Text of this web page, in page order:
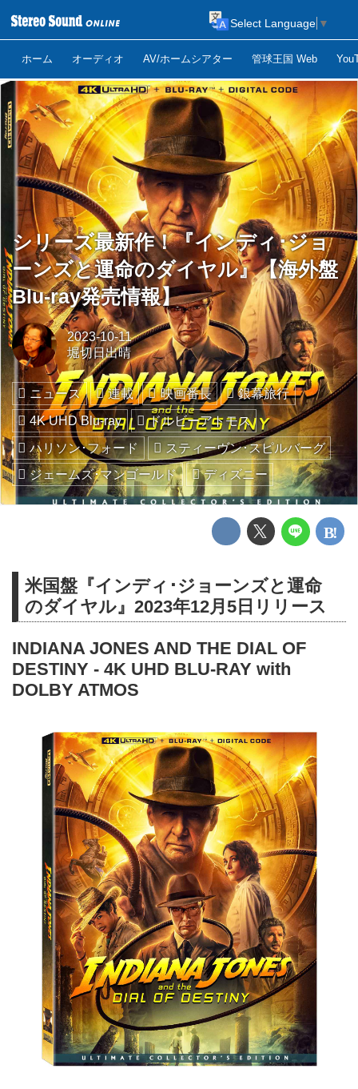
ホーム オーディオ AV/ホームシアター 管球王国 Web
Select Language ▼
シリーズ最新作！『インディ･ジョ
ーンズと運命のダイヤル』【海外盤
Blu-ray発売情報】
2023-10-11
堀切日出晴
ニュース 連載 映画番長
銀幕旅行
4K UHD Blu-ray
ドルビーアトモス
ハリソン･フォード
スティーヴン･スピルバーグ
ジェームズ･マンゴールド
ディズニー
米国盤『インディ･ジョーンズと運命
のダイヤル』2023年12月5日リリース
INDIANA JONES AND THE DIAL OF
DESTINY - 4K UHD BLU-RAY with
DOLBY ATMOS